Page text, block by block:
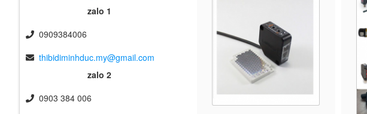
zalo 1
0909384006
thibidiminhduc.my@gmail.com
zalo 2
0903 384 006